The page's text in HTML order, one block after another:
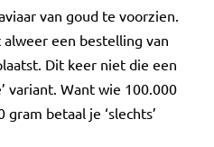
van goud te voorzien.
een bestelling van
Dit keer niet die een
variant. Want wie 100.000
betaal je ‘slechts’